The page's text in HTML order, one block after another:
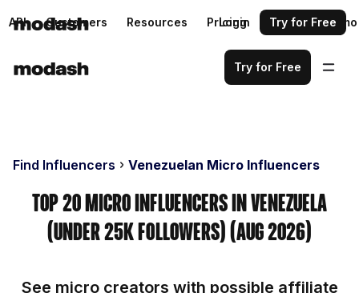
API Customers Resources Pricing Request a demo
Login Try for Free
Try for Free
Find Influencers Venezuelan Micro Influencers
Top 20 Micro Influencers in Venezuela
(Under 25k Followers) (Aug 2026)
See micro creators with possible affiliate